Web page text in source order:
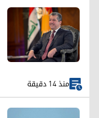
منذ 14 دقيقة